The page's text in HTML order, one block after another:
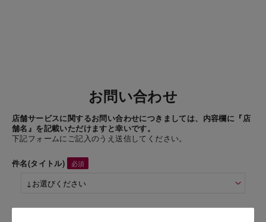
お問い合わせ
店舗サービスに関するお問い合わせにつきましては、内容欄に『店
舗名』を記載いただけますと幸いです。
下記フォームにご記入のうえ送信してください。
件名(タイトル)